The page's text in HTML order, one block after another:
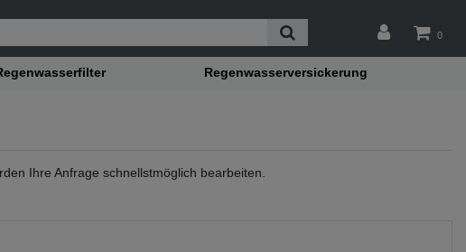
0
Regenwasserversickerung
Ihre Anfrage schnellstmöglich bearbeiten.